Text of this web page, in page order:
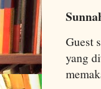
Guest
yang